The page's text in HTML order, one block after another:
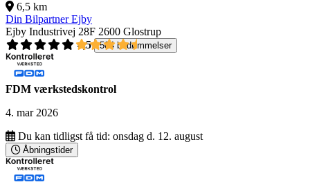
6,5 km
Din Bilpartner Ejby
Ejby Industrivej 28F 2600 Glostrup
4,5
504 bedømmelser
FDM værkstedskontrol
4. mar 2026
Du kan tidligst få tid: onsdag d. 12. august
Åbningstider